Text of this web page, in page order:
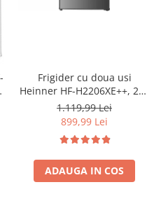
Frigider cu doua usi
Heinner HF-H2206XE++, 206
l, Clasa E, lumina LED, 3
rafturi de sticla, H 143 cm,
Inox
1.119,99 Lei
899,99 Lei
ADAUGA IN COS